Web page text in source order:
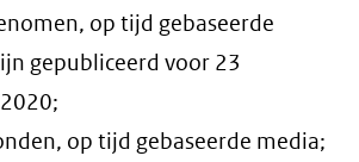
op tijd gebaseerde
gepubliceerd voor 23
op tijd gebaseerde media;